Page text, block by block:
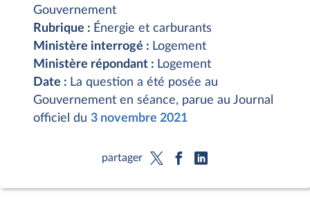
Gouvernement
Rubrique : Énergie et carburants
Ministère interrogé : Logement
Ministère répondant : Logement
Date : La question a été posée au
Gouvernement en séance, parue au Journal
officiel du 3 novembre 2021
partager